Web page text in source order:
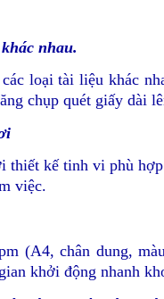
nhau.
loại tài liệu khác
chụp quét giấy dài
thiết kế tinh vi phù
việc.
(A4, chân dung,
khởi động nhanh